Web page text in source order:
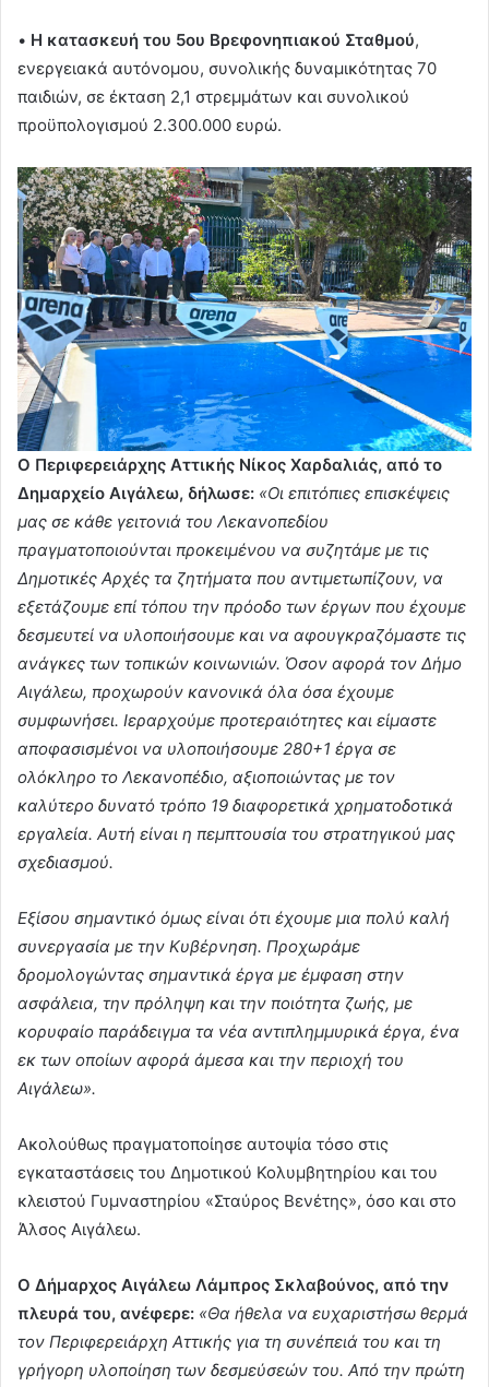
• Η κατασκευή του 5ου Βρεφονηπιακού Σταθμού,
ενεργειακά αυτόνομου, συνολικής δυναμικότητας 70
παιδιών, σε έκταση 2,1 στρεμμάτων και συνολικού
προϋπολογισμού 2.300.000 ευρώ.
Ο Περιφερειάρχης Αττικής Νίκος Χαρδαλιάς, από το
Δημαρχείο Αιγάλεω, δήλωσε: «Οι επιτόπιες επισκέψεις
μας σε κάθε γειτονιά του Λεκανοπεδίου
πραγματοποιούνται προκειμένου να συζητάμε με τις
Δημοτικές Αρχές τα ζητήματα που αντιμετωπίζουν, να
εξετάζουμε επί τόπου την πρόοδο των έργων που έχουμε
δεσμευτεί να υλοποιήσουμε και να αφουγκραζόμαστε τις
ανάγκες των τοπικών κοινωνιών. Όσον αφορά τον Δήμο
Αιγάλεω, προχωρούν κανονικά όλα όσα έχουμε
συμφωνήσει. Ιεραρχούμε προτεραιότητες και είμαστε
αποφασισμένοι να υλοποιήσουμε 280+1 έργα σε
ολόκληρο το Λεκανοπέδιο, αξιοποιώντας με τον
καλύτερο δυνατό τρόπο 19 διαφορετικά χρηματοδοτικά
εργαλεία. Αυτή είναι η πεμπτουσία του στρατηγικού μας
σχεδιασμού.
Εξίσου σημαντικό όμως είναι ότι έχουμε μια πολύ καλή
συνεργασία με την Κυβέρνηση. Προχωράμε
δρομολογώντας σημαντικά έργα με έμφαση στην
ασφάλεια, την πρόληψη και την ποιότητα ζωής, με
κορυφαίο παράδειγμα τα νέα αντιπλημμυρικά έργα, ένα
εκ των οποίων αφορά άμεσα και την περιοχή του
Αιγάλεω».
Ακολούθως πραγματοποίησε αυτοψία τόσο στις
εγκαταστάσεις του Δημοτικού Κολυμβητηρίου και του
κλειστού Γυμναστηρίου «Σταύρος Βενέτης», όσο και στο
Άλσος Αιγάλεω.
Ο Δήμαρχος Αιγάλεω Λάμπρος Σκλαβούνος, από την
πλευρά του, ανέφερε: «Θα ήθελα να ευχαριστήσω θερμά
τον Περιφερειάρχη Αττικής για τη συνέπειά του και τη
γρήγορη υλοποίηση των δεσμεύσεών του. Από την πρώτη